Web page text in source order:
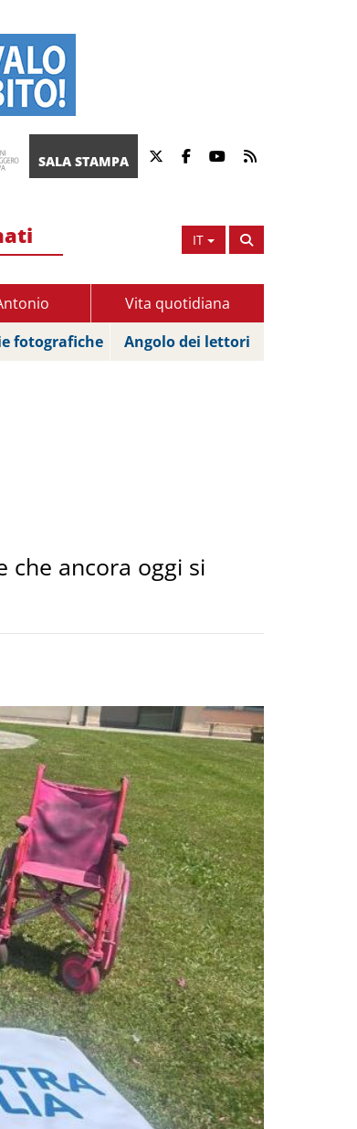
SALA STAMPA
IT
Vita quotidiana
fotografiche Angolo dei lettori
che ancora oggi si